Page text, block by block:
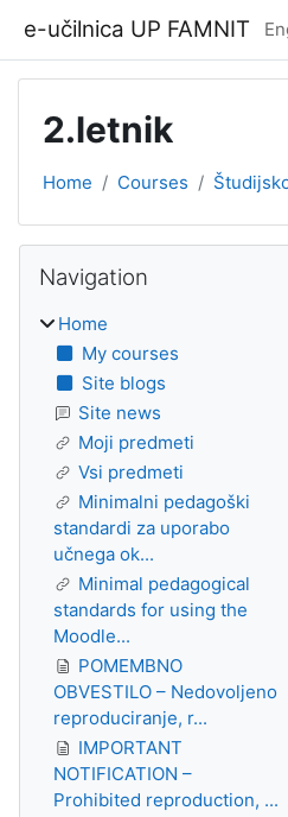
e-učilnica UP FAMNIT
2.letnik
Home Courses
Blocks
Navigation
Home
My courses
Site blogs
Site news
Moji predmeti
Vsi predmeti
Minimalni pedagoški
standardi za uporabo
učnega ok...
Minimal pedagogical
standards for using the
Moodle...
POMEMBNO
OBVESTILO – Nedovoljeno
reproduciranje, r...
IMPORTANT
NOTIFICATION –
Prohibited reproduction, ...